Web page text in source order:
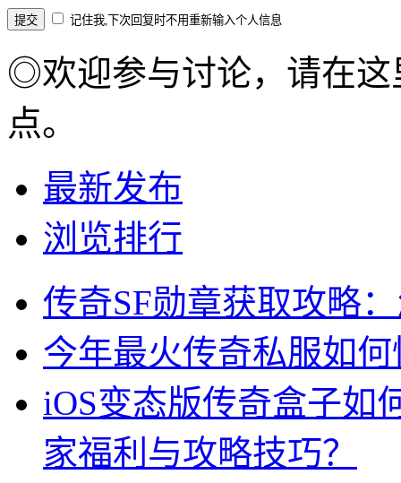
记住我,下次回复时不用重新输入个人信息
◎欢迎参与讨论，请在这
点。
最新发布
浏览排行
传奇SF勋章获取攻略
今年最火传奇私服如
iOS变态版传奇盒子如
家福利与攻略技巧？